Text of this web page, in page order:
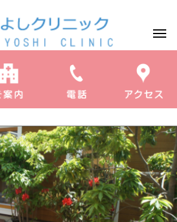
おはなし サーカディアンリズムを知って早寝早起き朝ごはん 😴（全3回） 第三夜